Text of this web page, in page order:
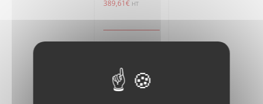
389,61€ HT
Ajouter
panier
Détails